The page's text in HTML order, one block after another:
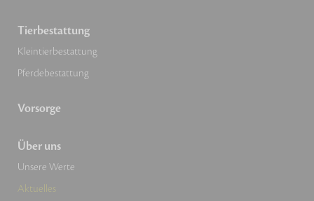
Tierbestattung
Kleintierbestattung
Pferdebestattung
Vorsorge
Über uns
Unsere Werte
Aktuelles